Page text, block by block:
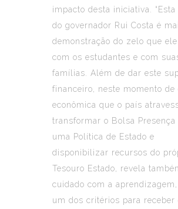
impacto desta iniciativa. “Esta
do governador Rui Costa é
demonstração do zelo que
com os estudantes e com
famílias. Além de dar este
financeiro, neste momento de
econômica que o país
transformar o Bolsa Presença
uma Política de Estado e
disponibilizar recursos do
Tesouro Estado, revela
cuidado com a
um dos critérios para receber